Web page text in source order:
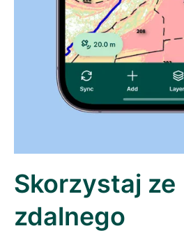
Skorzystaj ze
zdalnego